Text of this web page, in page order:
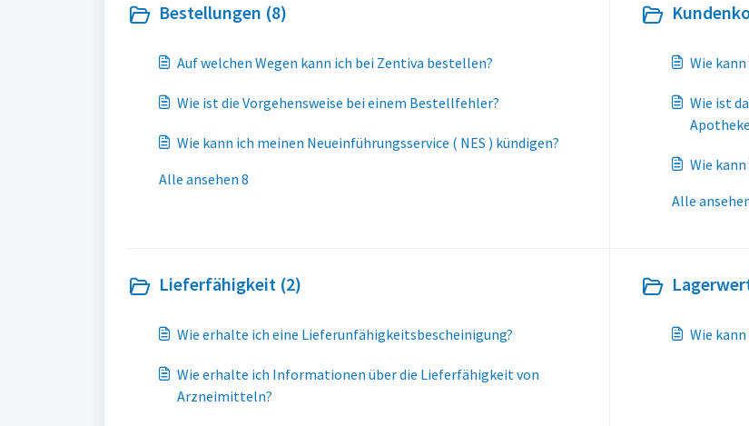
Bestellungen (8)
Auf welchen Wegen kann ich bei Zentiva bestellen?
Wie ist die Vorgehensweise bei einem Bestellfehler?
Wie kann ich meinen Neueinführungsservice ( NES ) kündigen?
Alle ansehen 8
Wie
Wie ist
Wie
Alle
Lieferfähigkeit (2)
Wie erhalte ich eine Lieferunfähigkeitsbescheinigung?
Wie erhalte ich Informationen über die Lieferfähigkeit von
Arzneimitteln?
Wie